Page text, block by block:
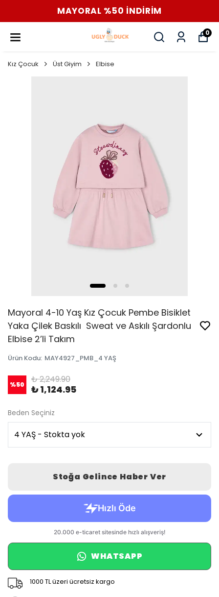
MAYORAL %50 İNDİRİM
0
Kız Çocuk Üst Giyim Elbise
Mayoral 4-10 Yaş Kız Çocuk Pembe Bisiklet
Yaka Çilek Baskılı Sweat ve Askılı Şardonlu
Elbise 2’li Takım
Ürün Kodu: MAY4927_PMB_4 YAŞ
%50 ₺ 2,249.90
₺ 1,124.95
Beden Seçiniz
Stoğa Gelince Haber Ver
WHATSAPP
1000 TL üzeri ücretsiz kargo